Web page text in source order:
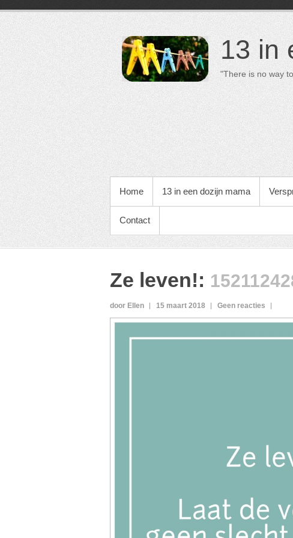
13 in
"There is no way
PRIMAIR MENU
Home 13 in een dozijn mama
Contact
Ze leven!:
door Ellen 15 maart 2018 Geen reacties